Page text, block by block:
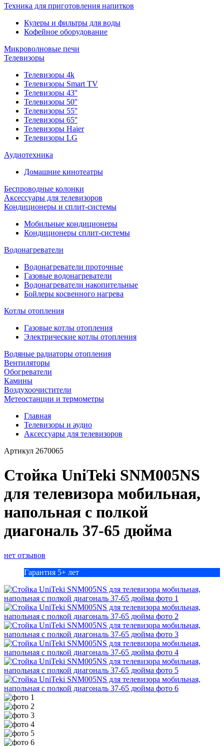
Техника для приготовления напитков
Кулеры и фильтры для воды
Кофейное оборудование
Микроволновые печи
Телевизоры
Телевизоры 4k
Телевизоры Smart TV
Телевизоры 43''
Телевизоры 50''
Телевизоры 55''
Телевизоры 65''
Телевизоры Haier
Телевизоры LG
Аудиотехника
Домашние кинотеатры
Беспроводные колонки
Аксессуары для телевизоров
Кондиционеры и сплит-системы
Мобильные кондиционеры
Кондиционеры сплит-системы
Водонагреватели
Водонагреватели проточные
Газовые водонагреватели
Водонагреватели накопительные
Бойлеры косвенного нагрева
Котлы отопления
Газовые котлы отопления
Электрические котлы отопления
Водяные радиаторы отопления
Вентиляторы
Обогреватели
Камины
Воздухоочистители
Метеостанции и термометры
Главная
Телевизоры и аудио
Аксессуары для телевизоров
Артикул 2670065
Стойка UniTeki SNM005NS
для телевизора мобильная,
напольная с полкой
диагональ 37-65 дюйма
нет отзывов
Гарантия 5+ лет